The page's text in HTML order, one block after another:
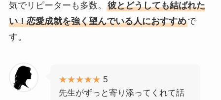
気でリピーターも多数。 彼とどうしても結ばれた
い！恋愛成就を強く望んでいる人におすすめで
す。
★★★★★ 5
先生がずっと寄り添ってくれて話